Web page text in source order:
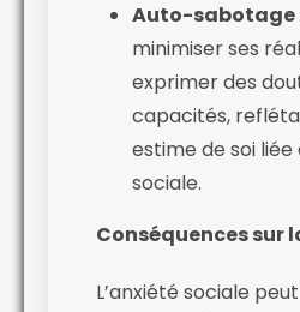
Auto-sabotage
minimiser ses
exprimer des
capacités,
estime de soi liée
sociale.
Conséquences sur
L’anxiété sociale